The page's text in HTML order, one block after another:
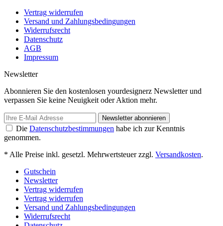
Vertrag widerrufen
Versand und Zahlungsbedingungen
Widerrufsrecht
Datenschutz
AGB
Impressum
Newsletter
Abonnieren Sie den kostenlosen yourdesignerz Newsletter und
verpassen Sie keine Neuigkeit oder Aktion mehr.
Newsletter abonnieren
Die Datenschutzbestimmungen habe ich zur Kenntnis
genommen.
* Alle Preise inkl. gesetzl. Mehrwertsteuer zzgl. Versandkosten.
Gutschein
Newsletter
Vertrag widerrufen
Vertrag widerrufen
Versand und Zahlungsbedingungen
Widerrufsrecht